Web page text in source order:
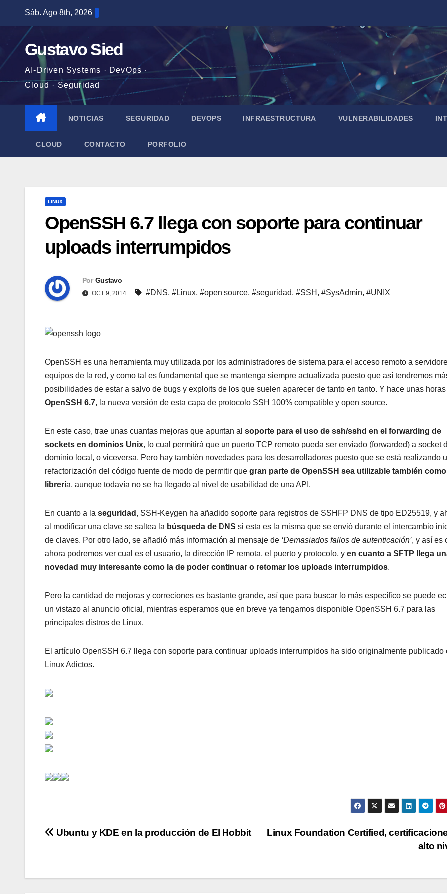
contenido
Sáb. Ago 8th, 2026
Gustavo Sied
AI-Driven Systems · DevOps ·
Cloud · Seguridad
NOTICIAS SEGURIDAD DEVOPS INFRAESTRUCTURA VULNERABILIDADES
CLOUD CONTACTO PORFOLIO
LINUX
OpenSSH 6.7 llega con soporte para continuar
uploads interrumpidos
Por Gustavo
OCT 9, 2014 #DNS, #Linux, #open source, #seguridad, #SSH , #SysAdmin, #UNIX
OpenSSH es una herramienta muy utilizada por los administradores de sistema para el acceso remoto a
equipos de la red, y como tal es fundamental que se mantenga siempre actualizada puesto que así tendremos
posibilidades de estar a salvo de bugs y exploits de los que suelen aparecer de tanto en tanto. Y hace unas horas
OpenSSH 6.7, la nueva versión de esta capa de protocolo SSH 100% compatible y open source.
En este caso, trae unas cuantas mejoras que apuntan al soporte para el uso de ssh/sshd en el forwarding de
sockets en dominios Unix, lo cual permitirá que un puerto TCP remoto pueda ser enviado (forwarded) a socket
dominio local, o viceversa. Pero hay también novedades para los desarrolladores puesto que se está realizando
refactorización del código fuente de modo de permitir que gran parte de OpenSSH sea utilizable también
librería, aunque todavía no se ha llegado al nivel de usabilidad de una API.
En cuanto a la seguridad , SSH-Keygen ha añadido soporte para registros de SSHFP DNS de tipo ED25519, y
al modificar una clave se saltea la búsqueda de DNS si esta es la misma que se envió durante el intercambio
de claves. Por otro lado, se añadió más información al mensaje de ‘Demasiados fallos de autenticación’, y así es
ahora podremos ver cual es el usuario, la dirección IP remota, el puerto y protocolo, y en cuanto a SFTP llega
novedad muy interesante como la de poder continuar o retomar los uploads interrumpidos.
Pero la cantidad de mejoras y correciones es bastante grande, así que para buscar lo más específico se puede
un vistazo al anuncio oficial, mientras esperamos que en breve ya tengamos disponible OpenSSH 6.7 para las
principales distros de Linux.
El artículo OpenSSH 6.7 llega con soporte para continuar uploads interrumpidos ha sido originalmente publicado
Linux Adictos.
Navegación
entradas
Linux Foundation Certified,
alto
Ubuntu y KDE en la producción de El Hobbit